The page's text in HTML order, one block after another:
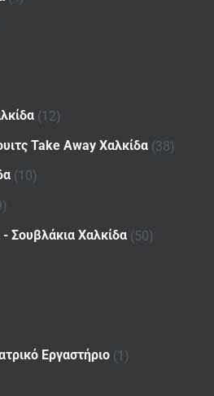
(12)
Take Away Χαλκίδα (38)
(10)
Σουβλάκια Χαλκίδα (50)
Εργαστήριο (1)